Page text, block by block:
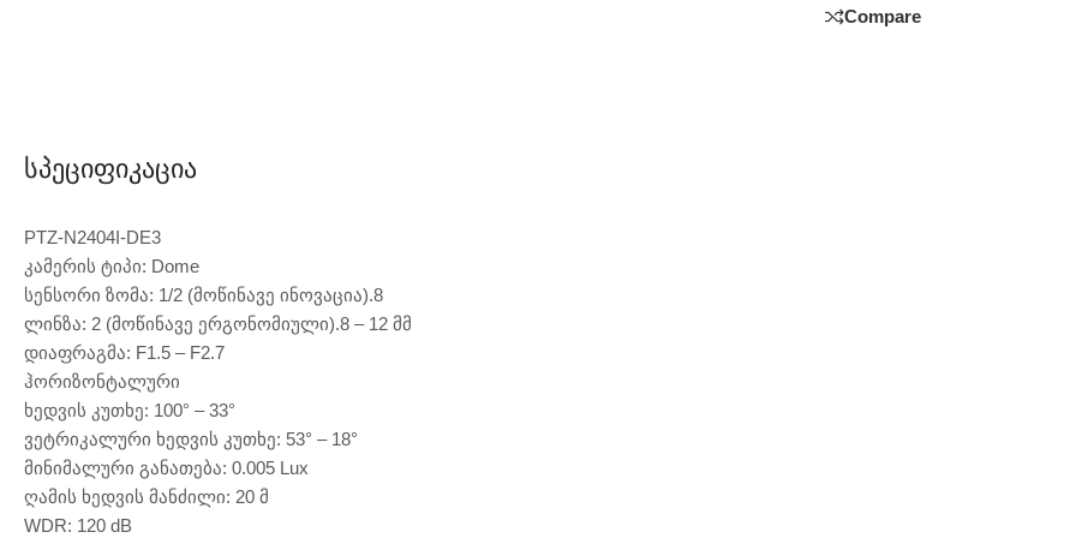
Compare
Სპეციფიკაცია
PTZ-N2404I-DE3
კამერის ტიპი: Dome
სენსორი ზომა: 1/2 (მოწინავე ინოვაცია).8
ლინზა: 2 (მოწინავე ერგონომიული).8 – 12 მმ
დიაფრაგმა: F1.5 – F2.7
ჰორიზონტალური
ხედვის კუთხე: 100° – 33°
ვეტრიკალური ხედვის კუთხე: 53° – 18°
მინიმალური განათება: 0.005 Lux
ღამის ხედვის მანძილი: 20 მ
WDR: 120 dB